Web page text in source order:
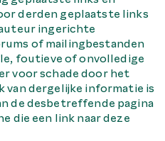
derden geplaatste links
ingerichte
of mailingbestanden
foutieve of onvolledige
voor schade door het
dergelijke informatie is
de desbetreffende pagina
die een link naar deze